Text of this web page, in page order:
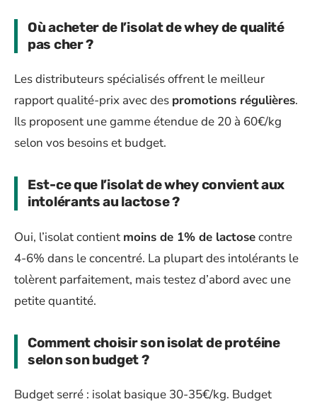
Où acheter de l’isolat de whey de qualité
pas cher ?
Les distributeurs spécialisés offrent le meilleur
rapport qualité-prix avec des promotions régulières.
Ils proposent une gamme étendue de 20 à 60€/kg
selon vos besoins et budget.
Est-ce que l’isolat de whey convient aux
intolérants au lactose ?
Oui, l’isolat contient moins de 1% de lactosecontre
4-6% dans le concentré. La plupart des intolérants le
tolèrent parfaitement, mais testez d’abord avec une
petite quantité.
Comment choisir son isolat de protéine
selon son budget ?
Budget serré : isolat basique 30-35€/kg. Budget